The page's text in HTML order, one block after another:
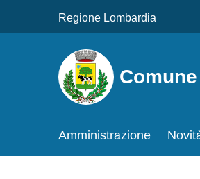
Regione Lombardia
Comune
Amministrazione Novità